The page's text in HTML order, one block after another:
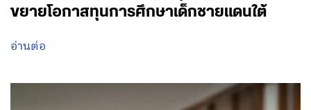
ขยายโอกาสทุนการศึกษาเด็กชายแดนใต้
อ่านต่อ